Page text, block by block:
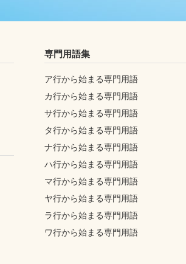
専門用語集
ア行から始まる専門用語
カ行から始まる専門用語
サ行から始まる専門用語
タ行から始まる専門用語
ナ行から始まる専門用語
ハ行から始まる専門用語
マ行から始まる専門用語
ヤ行から始まる専門用語
ラ行から始まる専門用語
ワ行から始まる専門用語